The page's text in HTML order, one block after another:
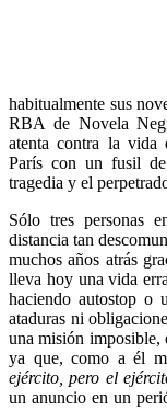
habitualmente sus
RBA de Novela
atenta contra la vida
París con un fusil
tragedia y el
Sólo tres personas
distancia tan
muchos años atrás
lleva hoy una vida
haciendo autostop o
ataduras ni
una misión imposible,
ya que, como a él
ejército, pero el
un anuncio en un